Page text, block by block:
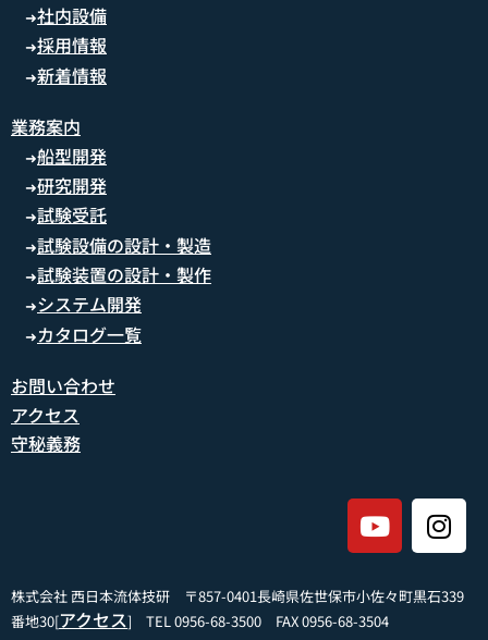
➜社内設備
➜採用情報
➜新着情報
業務案内
➜船型開発
➜研究開発
➜試験受託
➜試験設備の設計・製造
➜試験装置の設計・製作
➜システム開発
➜カタログ一覧
お問い合わせ
アクセス
守秘義務
株式会社 西日本流体技研 〒857-0401長崎県佐世保市小佐々町黒石339
番地30[アクセス] TEL 0956-68-3500 FAX 0956-68-3504